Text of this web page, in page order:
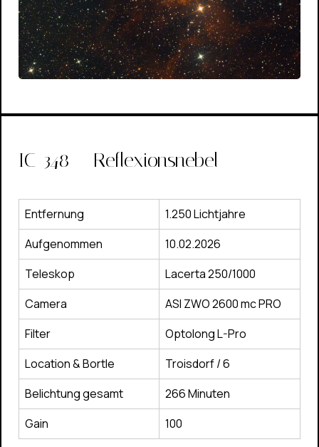
IC-348 – Reflexionsnebel
Entfernung
1.250 Lichtjahre
Aufgenommen
10.02.2026
Teleskop
Lacerta 250/1000
Camera
ASI ZWO 2600 mc PRO
Filter
Optolong L-Pro
Location & Bortle
Troisdorf / 6
Belichtung gesamt
266 Minuten
Gain
100